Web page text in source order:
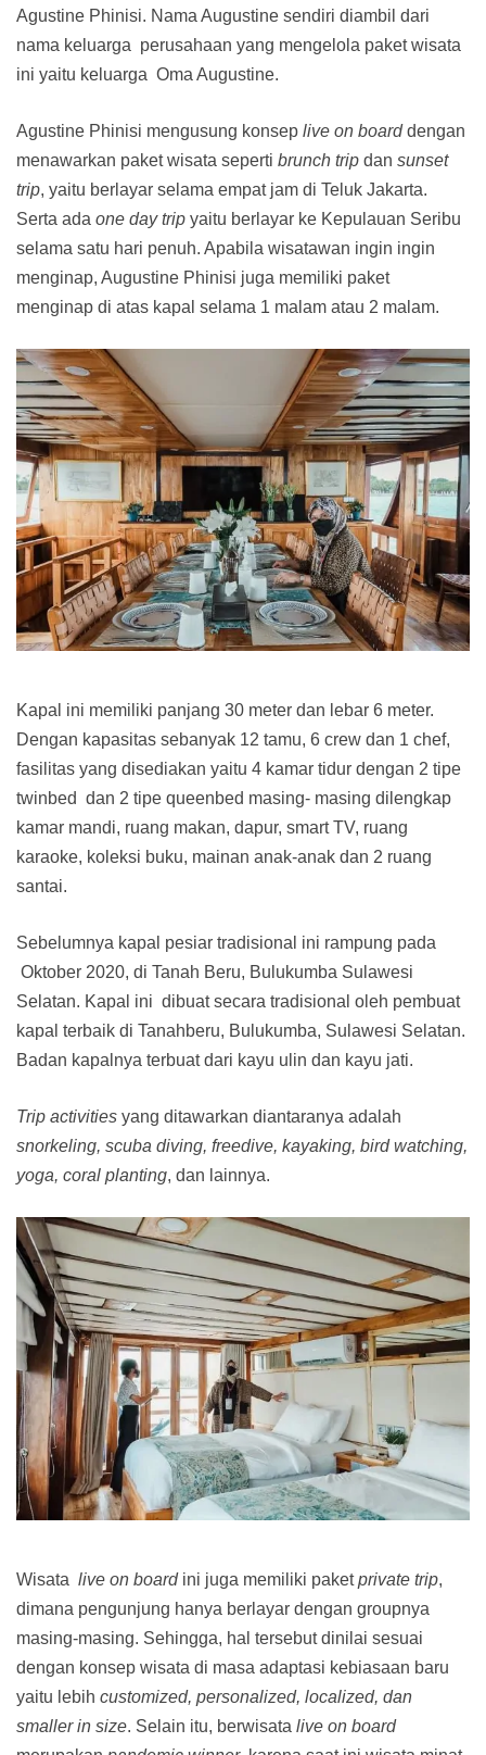
Agustine Phinisi. Nama Augustine sendiri diambil dari
nama keluarga perusahaan yang mengelola paket wisata
ini yaitu keluarga Oma Augustine.
Agustine Phinisi mengusung konsep live on boarddengan
menawarkan paket wisata seperti brunch trip dan sunset
trip, yaitu berlayar selama empat jam di Teluk Jakarta.
Serta ada one day trip yaitu berlayar ke Kepulauan Seribu
selama satu hari penuh. Apabila wisatawan ingin ingin
menginap, Augustine Phinisi juga memiliki paket
menginap di atas kapal selama 1 malam atau 2 malam.
Kapal ini memiliki panjang 30 meter dan lebar 6 meter.
Dengan kapasitas sebanyak 12 tamu, 6 crew dan 1 chef,
fasilitas yang disediakan yaitu 4 kamar tidur dengan 2 tipe
twinbed dan 2 tipe queenbed masing- masing dilengkap
kamar mandi, ruang makan, dapur, smart TV, ruang
karaoke, koleksi buku, mainan anak-anak dan 2 ruang
santai.
Sebelumnya kapal pesiar tradisional ini rampung pada
Oktober 2020, di Tanah Beru, Bulukumba Sulawesi
Selatan. Kapal ini dibuat secara tradisional oleh pembuat
kapal terbaik di Tanahberu, Bulukumba, Sulawesi Selatan.
Badan kapalnya terbuat dari kayu ulin dan kayu jati.
Trip activities yang ditawarkan diantaranya adalah
snorkeling, scuba diving, freedive, kayaking, bird watching,
yoga, coral planting, dan lainnya.
Wisata live on boardini juga memiliki paketprivate trip,
dimana pengunjung hanya berlayar dengan groupnya
masing-masing. Sehingga, hal tersebut dinilai sesuai
dengan konsep wisata di masa adaptasi kebiasaan baru
yaitu lebih customized, personalized, localized, dan
smaller in size. Selain itu, berwisata live on board